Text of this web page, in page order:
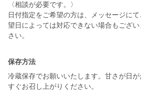
〈相談が必要です。〉
日付指定をご希望の方は、メッセージに
望日によっては対応できない場合もござ
さい。
保存方法
冷蔵保存でお願いいたします。甘さが日
すぐお召し上がりください。